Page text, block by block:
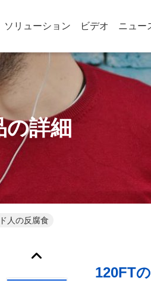
ソリューション ビデオ ニュー
の詳細
人の反腐食
120FT